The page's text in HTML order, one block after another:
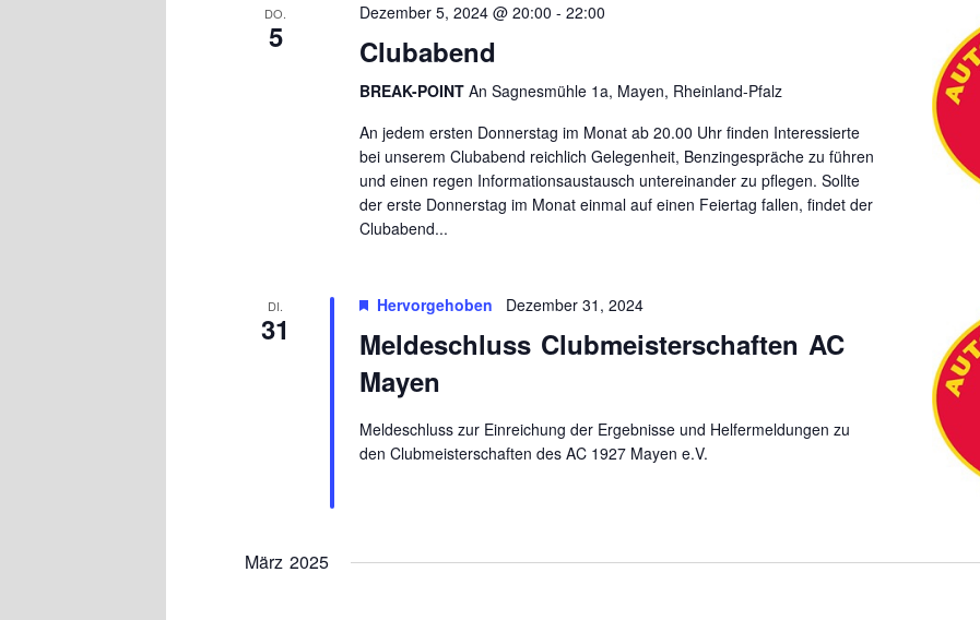
DO.
5
Dezember 5, 2024 @ 20:00 - 22:00
Clubabend
BREAK-POINT An Sagnesmühle 1a, Mayen, Rheinland-Pfalz
An jedem ersten Donnerstag im Monat ab 20.00 Uhr finden Interessierte
bei unserem Clubabend reichlich Gelegenheit, Benzingespräche zu führen
und einen regen Informationsaustausch untereinander zu pflegen. Sollte
der erste Donnerstag im Monat einmal auf einen Feiertag fallen, findet der
Clubabend...
DI.
31
Hervorgehoben Dezember 31, 2024
Meldeschluss Clubmeisterschaften AC
Mayen
Meldeschluss zur Einreichung der Ergebnisse und Helfermeldungen zu
den Clubmeisterschaften des AC 1927 Mayen e.V.
März 2025